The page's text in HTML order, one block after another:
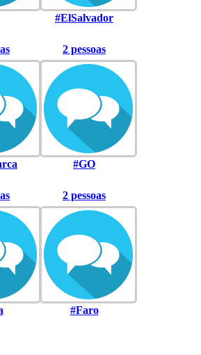
#ElSalvador
2 pessoas
#GO
2 pessoas
#Faro